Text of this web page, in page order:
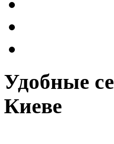
Удобные
Киеве